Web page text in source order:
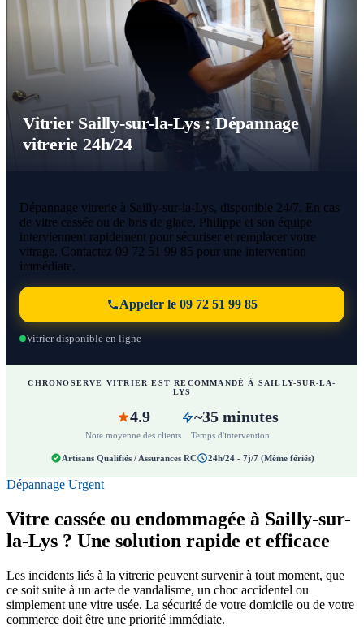
Vitrier Sailly-sur-la-Lys : Dépannage
vitrerie 24h/24
Dépannage vitrerie à Sailly-sur-la-Lys, disponible 24/7. En cas
de vitre cassée ou de bris de glace, Philippe et son équipe
interviennent rapidement pour sécuriser et remplacer votre
vitrage. Contactez 09 72 51 99 85 pour une intervention
immédiate.
Appeler le 09 72 51 99 85
Vitrier disponible en ligne
CHRONOSERVE VITRIER EST RECOMMANDÉ À SAILLY-SUR-LA-
LYS
4.9
Note moyenne des clients
~35 minutes
Temps d'intervention
Artisans Qualifiés / Assurances RC 24h/24 - 7j/7 (Même fériés)
Dépannage Urgent
Vitre cassée ou endommagée à Sailly-sur-
la-Lys ? Une solution rapide et efficace
Les incidents liés à la vitrerie peuvent survenir à tout moment, que
ce soit suite à un acte de vandalisme, un choc accidentel ou
simplement une vitre usée. La sécurité de votre domicile ou de votre
commerce doit être une priorité immédiate.